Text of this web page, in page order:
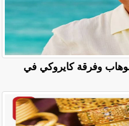
وفرقة كايروكي في